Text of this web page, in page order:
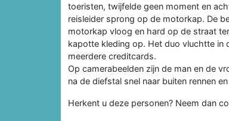
toeristen, twijfelde geen moment en
reisleider sprong op de motorkap. De
motorkap vloog en hard op de straat
kapotte kleding op. Het duo vluchtte in
meerdere creditcards.
Op camerabeelden zijn de man en de
na de diefstal snel naar buiten rennen
Herkent u deze personen? Neem dan